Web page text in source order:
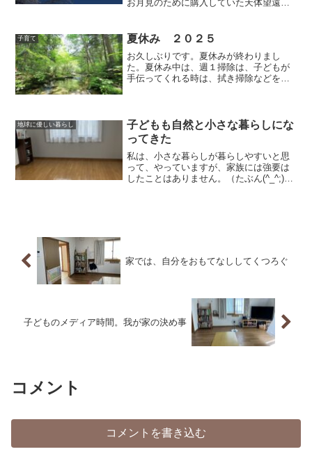
お月見のために購入していた天体望遠鏡
たいです。百均商品での望遠鏡の作り方
も見つけました。自分で作...
子育て 夏休み ２０２５
お久しぶりです。夏休みが終わりまし
た。夏休み中は、週１掃除は、子どもが
手伝ってくれる時は、拭き掃除などを一
さな暮らし日記中掃除は...
地球に優しい暮らし
子どもも自然と小さな暮らしにな
ってきた
私は、小さな暮らしが暮らしやすいと思
って、やっていますが、家族には強要は
したことはありません。（たぶん(^_^;)）
家では、自分をおもてなししてくつろぐ
子どものメディア時間。我が家の決め事
コメント
コメントを書き込む